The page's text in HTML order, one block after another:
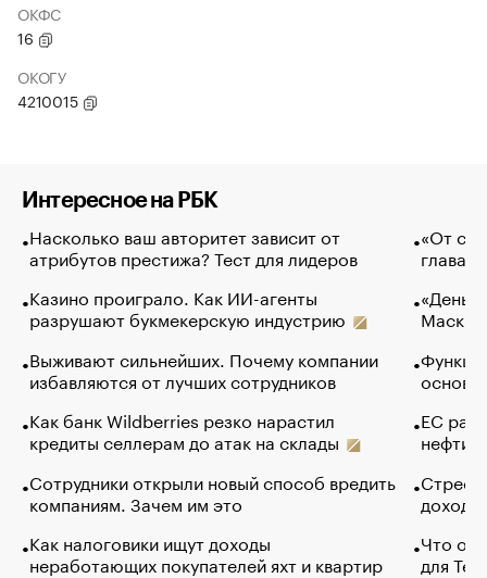
ОКФС
16
ОКОГУ
4210015
Интересное на РБК
Насколько ваш авторитет зависит от
атрибутов престижа? Тест для лидеров
Казино проиграло. Как ИИ-агенты
разрушают букмекерскую индустрию
Выживают сильнейших. Почему компании
избавляются от лучших сотрудников
Как банк Wildberries резко нарастил
кредиты селлерам до атак на склады
Сотрудники открыли новый способ вредить
компаниям. Зачем им это
Как налоговики ищут доходы
неработающих покупателей яхт и квартир
«От
глава
Маск в
основ
ЕС
нефти
Что
для